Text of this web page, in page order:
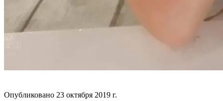
Опубликовано 23 октября 2019 г.